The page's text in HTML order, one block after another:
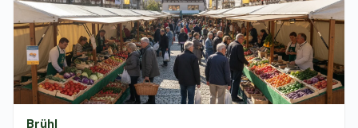
Brühl